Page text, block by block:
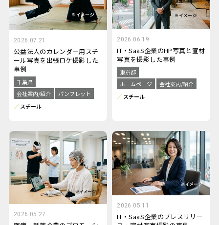
2026.07.21
公益法人のカレンダー用スチ
ール写真を出張ロケ撮影した
事例
千葉県
会社案内/紹介
パンフレット
スチール
2026.06.19
IT・SaaS企業のHP写真と宣材
写真を撮影した事例
東京都
ホームページ
会社案内/紹介
スチール
2026.05.27
2026.05.11
IT・SaaS企業のプレスリリー